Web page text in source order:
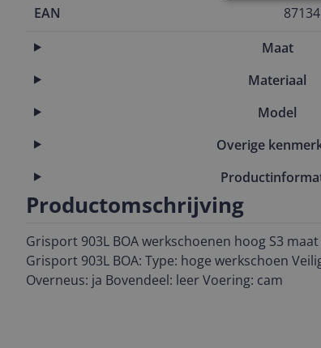
EAN
Maat
Materiaal
Model
Overige
Productomschrijving
Grisport 903L BOA werkschoenen hoog S3
Grisport 903L BOA: Type: hoge werkschoen
Overneus: ja Bovendeel: leer Voering: cam